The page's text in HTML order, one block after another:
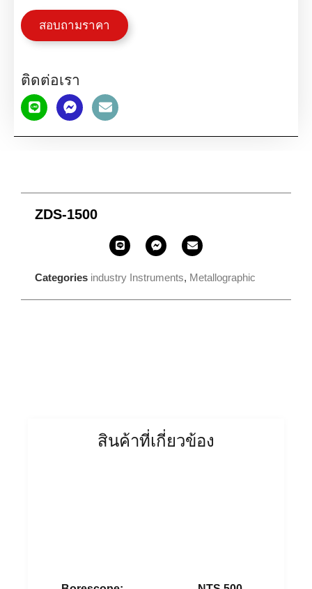
สอบถามราคา
ติดต่อเรา
ZDS-1500
Categories industry Instruments, Metallographic
สินค้าที่เกี่ยวข้อง